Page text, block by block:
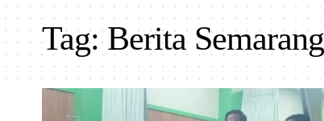
Tag:Berita Semarang